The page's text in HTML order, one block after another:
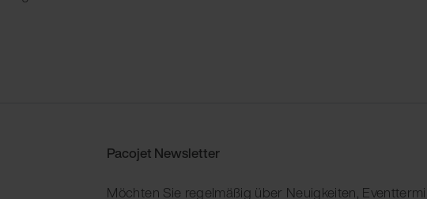
Pacojet Newsletter
Möchten Sie regelmäßig über Neuigkeiten,